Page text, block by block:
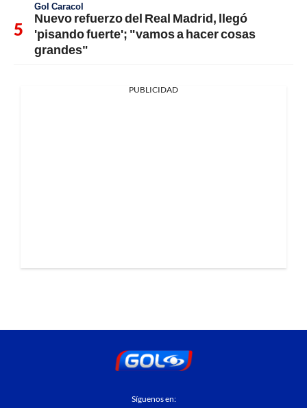
Gol Caracol
Nuevo refuerzo del Real Madrid, llegó
'pisando fuerte'; "vamos a hacer cosas
grandes"
PUBLICIDAD
Síguenos en: